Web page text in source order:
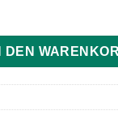
2, 6 Liter Menge
DEN